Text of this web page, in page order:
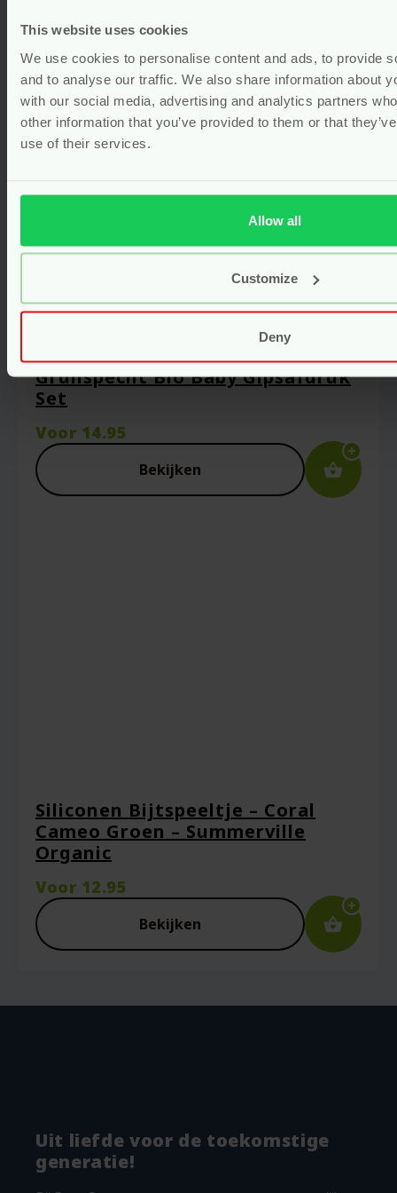
This website uses cookies
We use cookies to personalise content and ads, to provide
and to analyse our traffic. We also share information about
with our social media, advertising and analytics partners
other information that you’ve provided to them or that
use of their services.
Allow all
Customize
Deny
Bekijken
Grünspecht Bio Baby Gipsafdruk
Set
Voor 14.95
Bekijken
Siliconen Bijtspeeltje – Coral
Cameo Groen – Summerville
Organic
Voor 12.95
Bekijken
Uit liefde voor de toekomstige
generatie!